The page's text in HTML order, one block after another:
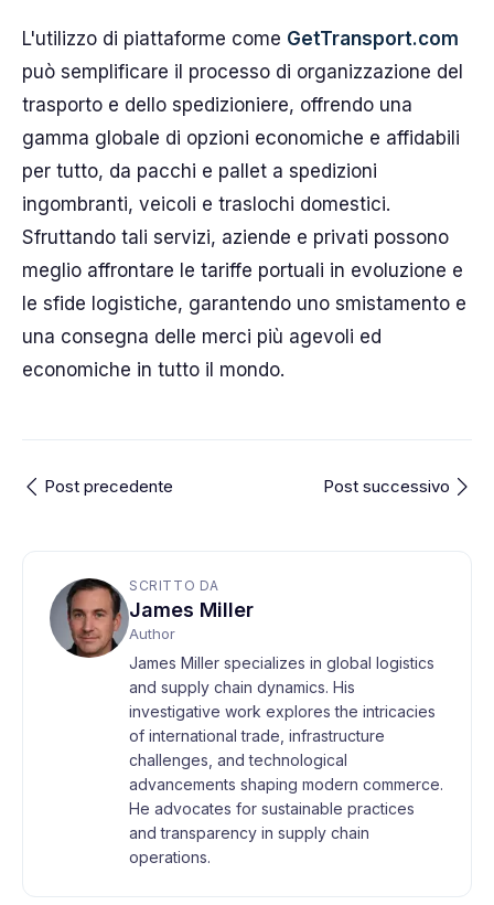
L'utilizzo di piattaforme come GetTransport.com
può semplificare il processo di organizzazione del
trasporto e dello spedizioniere, offrendo una
gamma globale di opzioni economiche e affidabili
per tutto, da pacchi e pallet a spedizioni
ingombranti, veicoli e traslochi domestici.
Sfruttando tali servizi, aziende e privati possono
meglio affrontare le tariffe portuali in evoluzione e
le sfide logistiche, garantendo uno smistamento e
una consegna delle merci più agevoli ed
economiche in tutto il mondo.
Post precedente Post successivo
SCRITTO DA
James Miller
Author
James Miller specializes in global logistics
and supply chain dynamics. His
investigative work explores the intricacies
of international trade, infrastructure
challenges, and technological
advancements shaping modern commerce.
He advocates for sustainable practices
and transparency in supply chain
operations.